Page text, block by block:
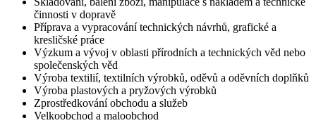
činnosti v dopravě
Příprava a vypracování technických návrhů, grafické a
kresličské práce
Výzkum a vývoj v oblasti přírodních a technických věd nebo
společenských věd
Výroba textilií, textilních výrobků, oděvů a oděvních doplňků
Výroba plastových a pryžových výrobků
Zprostředkování obchodu a služeb
Velkoobchod a maloobchod